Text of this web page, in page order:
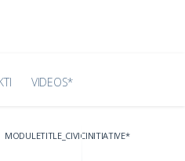
VIDEOS*
MODULETITLE_CIVICINITIATIVE*